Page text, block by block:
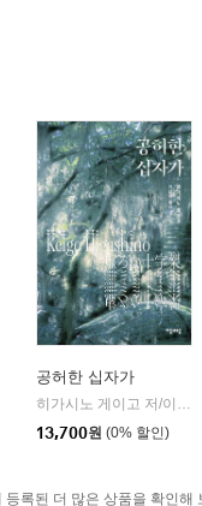
공허한 십자가
히가시노 게이고 저/이선희 역
13,700원 (0% 할인)
등록된 더 많은 상품을 확인해